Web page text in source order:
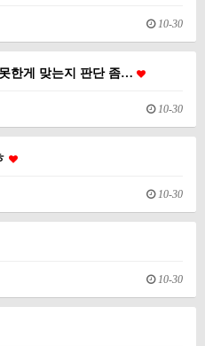
10-30
한게 맞는지 판단 좀…
10-30
10-30
10-30